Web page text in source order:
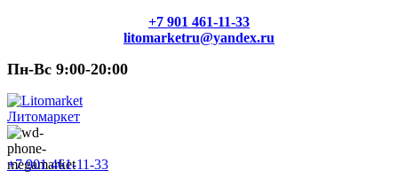
+7 901 461-11-33
litomarketru@yandex.ru
Пн-Вс 9:00-20:00
+7 901 461-11-33